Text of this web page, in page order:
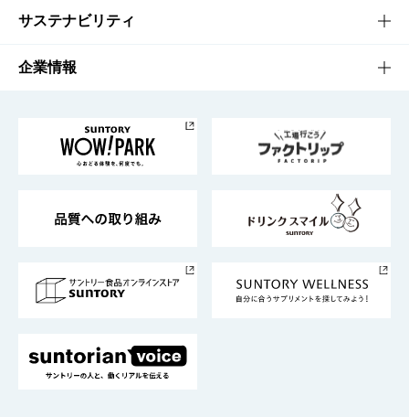
商品発売情報
栄養成分一覧
キャンペーン
工場見学
地域情報
文化・スポーツTOP
サントリーホール
サントリーサンバーズ大阪
サステナビリティ
サステナビリティTOP
サントリーが考えるサステナビリティ経営
企業情報
企業概要
採用情報